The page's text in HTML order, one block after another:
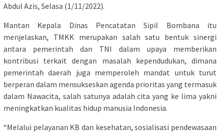
Abdul Azis, Selasa (1/11/2022).
Mantan Kepala Dinas Pencatatan Sipil Bombana itu
menjelaskan, TMKK merupakan salah satu bentuk sinergi
antara pemerintah dan TNI dalam upaya memberikan
kontribusi terkait dengan masalah kependudukan, dimana
pemerintah daerah juga memperoleh mandat untuk turut
berperan dalam mensukseskan agenda prioritas yang termasuk
dalam Nawacita, salah satunya adalah cita yang ke lima yakni
meningkatkan kualitas hidup manusia Indonesia.
“Melalui pelayanan KB dan kesehatan, sosialisasi pendewasaan